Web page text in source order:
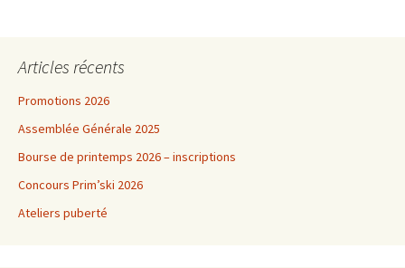
Articles récents
Promotions 2026
Assemblée Générale 2025
Bourse de printemps 2026 – inscriptions
Concours Prim’ski 2026
Ateliers puberté